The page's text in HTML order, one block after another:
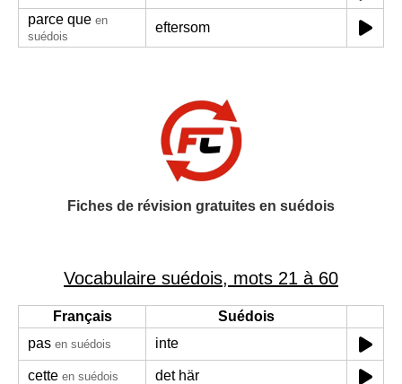
parce que en
suédois
eftersom
Fiches de révision gratuites en suédois
Vocabulaire suédois, mots 21 à 60
Français
Suédois
pas en suédois inte
cette en suédois
det här